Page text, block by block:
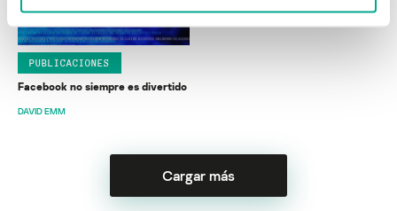
PUBLICACIONES
Facebook no siempre es divertido
DAVID EMM
Cargar más